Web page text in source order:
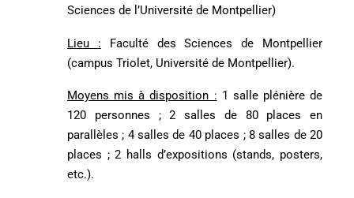
Sciences de l’Université de Montpellier)
Lieu : Faculté des Sciences de Montpellier
(campus Triolet, Université de Montpellier).
Moyens mis à disposition : 1 salle plénière de
120 personnes ; 2 salles de 80 places en
parallèles ; 4 salles de 40 places ; 8 salles de 20
places ; 2 halls d’expositions (stands, posters,
etc.).